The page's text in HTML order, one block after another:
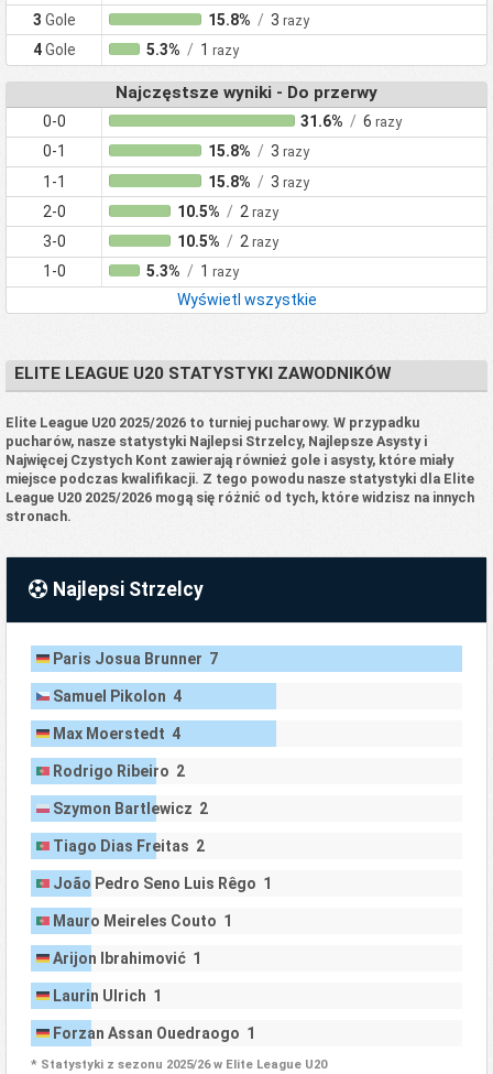
3 Gole 15.8% / 3 razy
4Gole 5.3% / 1 razy
Najczęstsze wyniki - Do przerwy
0-0 31.6% / 6razy
0-1 15.8% / 3 razy
1-1 15.8% / 3 razy
2-0 10.5% / 2 razy
3-0 10.5% / 2 razy
1-0 5.3% / 1 razy
Wyświetl wszystkie
ELITE LEAGUE U20 STATYSTYKI ZAWODNIKÓW
Elite League U20 2025/2026 to turniej pucharowy. W przypadku
pucharów, nasze statystyki Najlepsi Strzelcy, Najlepsze Asysty i
Najwięcej Czystych Kont zawierają również gole i asysty, które miały
miejsce podczas kwalifikacji. Z tego powodu nasze statystyki dla Elite
League U20 2025/2026 mogą się różnić od tych, które widzisz na innych
stronach.
Najlepsi Strzelcy
Paris Josua Brunner 7
Samuel Pikolon 4
Max Moerstedt 4
Rodrigo Ribeiro 2
Szymon Bartlewicz 2
Tiago Dias Freitas 2
João Pedro Seno Luis Rêgo 1
Mauro Meireles Couto 1
Arijon Ibrahimović 1
Laurin Ulrich 1
Forzan Assan Ouedraogo 1
* Statystyki z sezonu 2025/26 w Elite League U20